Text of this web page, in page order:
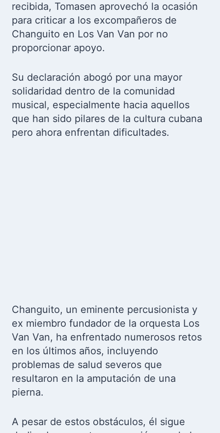
recibida, Tomasen aprovechó la ocasión
para criticar a los excompañeros de
Changuito en Los Van Van por no
proporcionar apoyo.
Su declaración abogó por una mayor
solidaridad dentro de la comunidad
musical, especialmente hacia aquellos
que han sido pilares de la cultura cubana
pero ahora enfrentan dificultades.
Changuito, un eminente percusionista y
ex miembro fundador de la orquesta Los
Van Van, ha enfrentado numerosos retos
en los últimos años, incluyendo
problemas de salud severos que
resultaron en la amputación de una
pierna.
A pesar de estos obstáculos, él sigue